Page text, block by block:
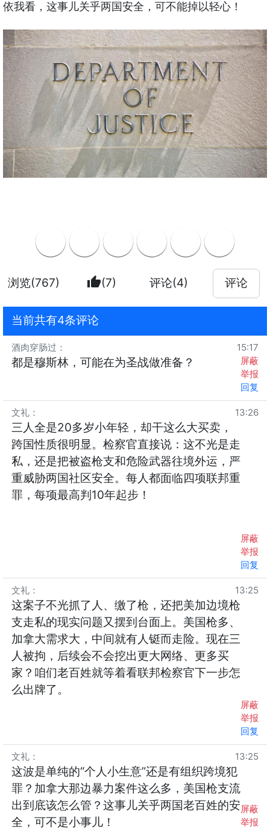
依我看，这事儿关乎两国安全，可不能掉以轻心！
浏览(767) thumb_up(7) 评论(4) 评论
当前共有4条评论
酒肉穿肠过 ： 15:17
都是穆斯林，可能在为圣战做准备？
屏蔽
举报
回复
文礼 ： 13:26
三人全是20多岁小年轻，却干这么大买卖，
跨国性质很明显。检察官直接说：这不光是走
私，还是把被盗枪支和危险武器往境外运，严
重威胁两国社区安全。每人都面临四项联邦重
罪，每项最高判10年起步！
屏蔽
举报
回复
文礼 ： 13:25
这案子不光抓了人、缴了枪，还把美加边境枪
支走私的现实问题又摆到台面上。美国枪多、
加拿大需求大，中间就有人铤而走险。现在三
人被拘，后续会不会挖出更大网络、更多买
家？咱们老百姓就等着看联邦检察官下一步怎
么出牌了。
屏蔽
举报
回复
文礼 ： 13:25
这波是单纯的“个人小生意”还是有组织跨境犯
罪？加拿大那边暴力案件这么多，美国枪支流
出到底该怎么管？这事儿关乎两国老百姓的安
全，可不是小事儿！
屏蔽
举报